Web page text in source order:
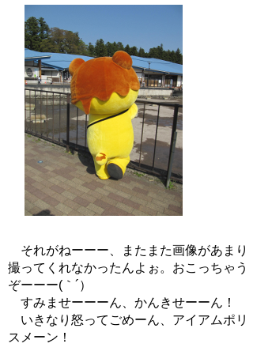
それがねーーー、またまた画像があまり
撮ってくれなかったんよぉ。おこっちゃう
ぞーーー(｀´）
すみませーーーん、かんきせーーん！
いきなり怒ってごめーん、アイアムポリ
スメーン！